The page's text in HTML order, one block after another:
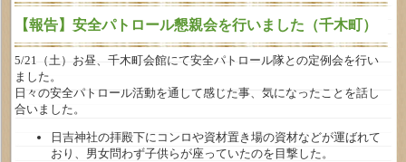
【報告】安全パトロール懇親会を行いました（千木町）
5/21（土）お昼、千木町会館にて安全パトロール隊との定例会を行い
ました。
日々の安全パトロール活動を通して感じた事、気になったことを話し
合いました。
日吉神社の拝殿下にコンロや資材置き場の資材などが運ばれて
おり、男女問わず子供らが座っていたのを目撃した。